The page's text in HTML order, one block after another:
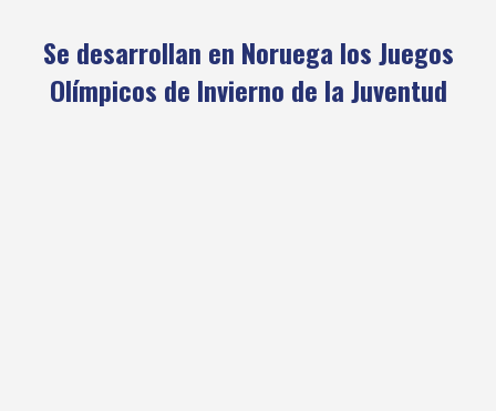
Se desarrollan en Noruega los Juegos
Olímpicos de Invierno de la Juventud